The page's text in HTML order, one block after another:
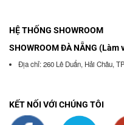
HỆ THỐNG SHOWROOM
SHOWROOM ĐÀ NẴNG
Địa chỉ: 260 Lê Duẩn, Hải Châu,
KẾT NỐI VỚI CHÚNG TÔI